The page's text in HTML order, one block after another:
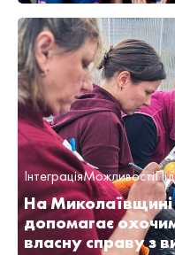
ІнтеграціяМожливості
На
допомагає
власну справу з